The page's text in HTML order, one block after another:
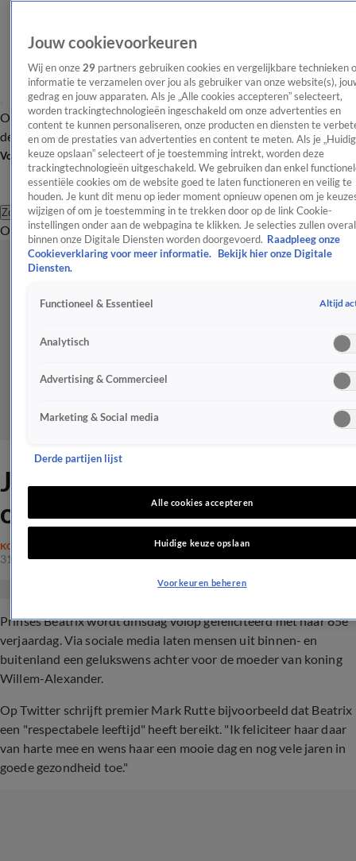
OverzichtAfleveringen Entertainment TV Algemeen
Tip
de redactieNieuwsbrief
Volg Shownieuws
Zoeken
OverzichtEntertainmentSpraakmakendRealityCrimeVideo's
Jarige prinses Beatrix (85)
overladen met gelukswensen
KONINKLIJK HUIS
31 jan 2023, 12:43
Prinses Beatrix wordt dinsdag volop gefeliciteerd met haar 85e
verjaardag. Via sociale media laten mensen uit binnen- en
buitenland een gelukswens achter voor de moeder van koning
Willem-Alexander.
Op Twitter schrijft premier Mark Rutte bijvoorbeeld dat Beatrix
een "respectabele leeftijd" heeft bereikt. "Ik feliciteer haar daar
van harte mee en wens haar een mooie dag en nog vele jaren in
goede gezondheid toe."
Jouw cookievoorkeuren
Wij en onze 29 partners gebruiken cookies en vergelijkbare technieken
informatie te verzamelen over jou als gebruiker van onze website(s),
gedrag en jouw apparaten. Als je „Alle cookies accepteren” selecteert,
worden trackingtechnologieën ingeschakeld om onze advertenties en
content te kunnen personaliseren, onze producten en diensten te
en om de prestaties van advertenties en content te meten. Als je
keuze opslaan” selecteert of je toestemming intrekt, worden deze
trackingtechnologieën uitgeschakeld. We gebruiken dan enkel
essentiële cookies om de website goed te laten functioneren en veilig te
houden. Je kunt dit menu op ieder moment opnieuw openen om je
wijzigen of om je toestemming in te trekken door op de link Cookie-
instellingen onder aan de webpagina te klikken. Je selecties zullen overal
binnen onze Digitale Diensten worden doorgevoerd. Raadpleeg onze
Cookieverklaring voor meer informatie.
Bekijk hier onze Digitale
Diensten.
Functioneel & Essentieel Altijd
Analytisch
Advertising & Commercieel
Marketing & Social media
Derde partijen lijst
Alle cookies accepteren
Huidige keuze opslaan
Voorkeuren beheren